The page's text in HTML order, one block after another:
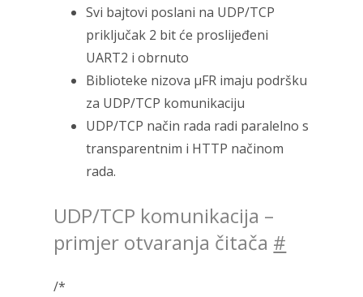
Svi bajtovi poslani na UDP/TCP
priključak 2 bit će proslijeđeni
UART2 i obrnuto
Biblioteke nizova μFR imaju podršku
za UDP/TCP komunikaciju
UDP/TCP način rada radi paralelno s
transparentnim i HTTP načinom
rada.
UDP/TCP komunikacija –
primjer otvaranja čitača #
/*